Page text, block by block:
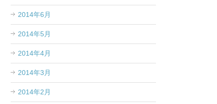
2014年6月
2014年5月
2014年4月
2014年3月
2014年2月